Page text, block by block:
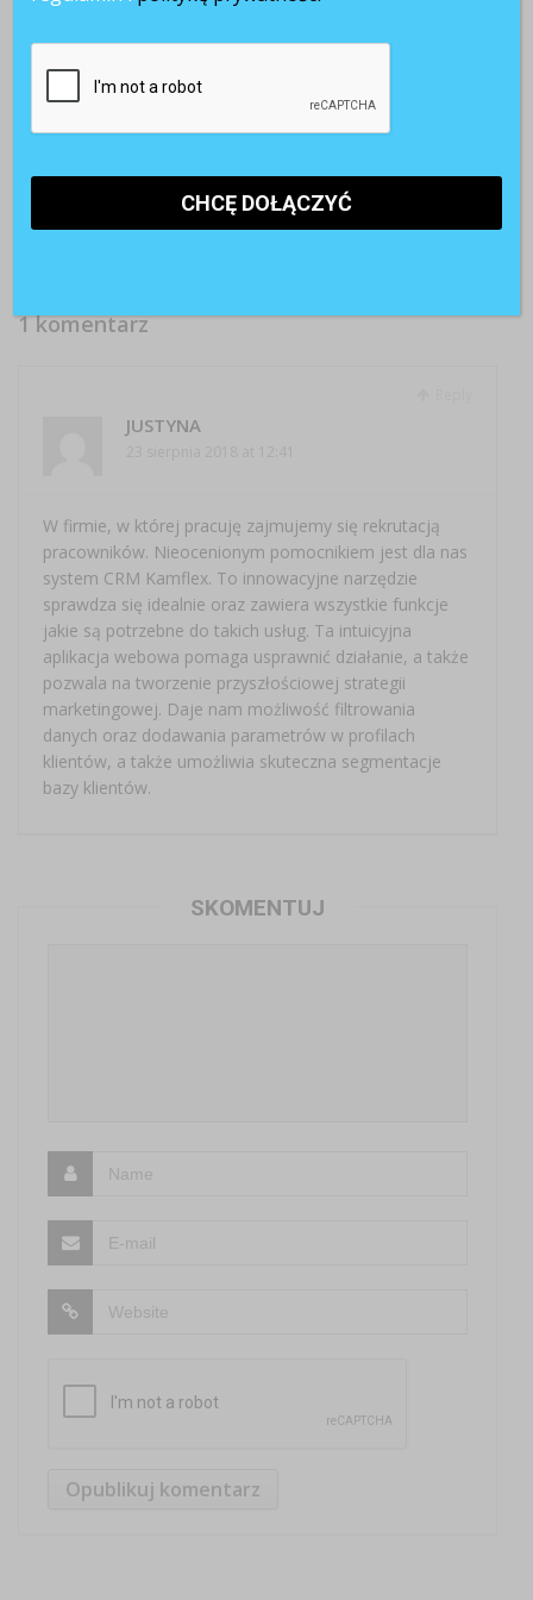
hamują,
znikają. Firmy
kandydatów z
rekrutują do
w Mysiadle
1 komentarz
JUSTYNA
W firmie, w której pracuję zajmujemy się rekrutacją
pracowników. Nieocenionym pomocnikiem jest dla nas
system CRM Kamflex. To innowacyjne narzędzie
sprawdza się idealnie oraz zawiera wszystkie funkcje
jakie są potrzebne do takich usług. Ta intuicyjna
aplikacja webowa pomaga usprawnić działanie, a także
pozwala na tworzenie przyszłościowej strategii
marketingowej. Daje nam możliwość filtrowania
danych oraz dodawania parametrów w profilach
klientów, a także umożliwia skuteczna segmentacje
bazy klientów.
SKOMENTUJ